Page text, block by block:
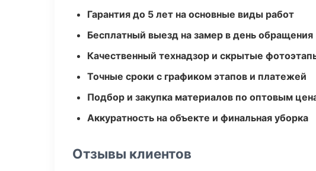
Гарантия до 5 лет на основные виды работ
Бесплатный выезд на замер в день обращения
Качественный технадзор и скрытые
Точные сроки с графиком этапов и платежей
Подбор и закупка материалов по оптовым
Аккуратность на объекте и финальная уборка
Отзывы клиентов